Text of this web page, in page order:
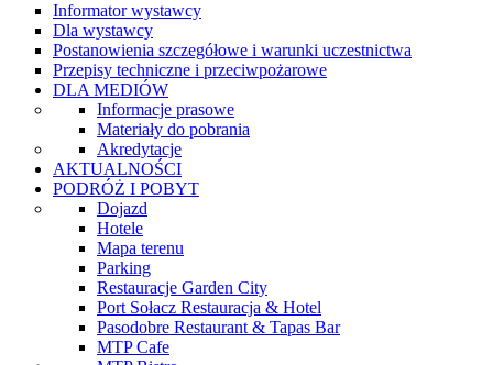
Informator wystawcy
Dla wystawcy
Postanowienia szczegółowe i warunki uczestnictwa
Przepisy techniczne i przeciwpożarowe
DLA MEDIÓW
Informacje prasowe
Materiały do pobrania
Akredytacje
AKTUALNOŚCI
PODRÓŻ I POBYT
Dojazd
Hotele
Mapa terenu
Parking
Restauracje Garden City
Port Sołacz Restauracja & Hotel
Pasodobre Restaurant & Tapas Bar
MTP Cafe